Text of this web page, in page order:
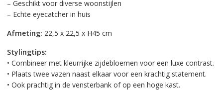
– Geschikt voor diverse woonstijlen
– Echte eyecatcher in huis
Afmeting: 22,5 x 22,5 x H45 cm
Stylingtips:
• Combineer met kleurrijke zijdebloemen voor een luxe contrast.
• Plaats twee vazen naast elkaar voor een krachtig statement.
• Ook prachtig in de vensterbank of op een hoge kast.